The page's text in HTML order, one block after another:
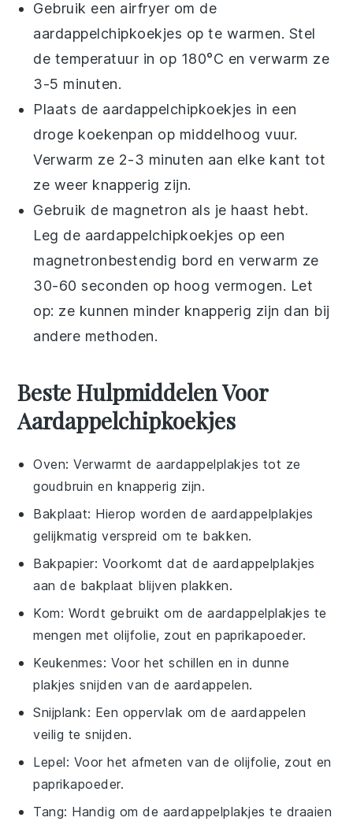
Gebruik een airfryer om de
aardappelchipkoekjes op te warmen. Stel
de temperatuur in op 180°C en verwarm ze
3-5 minuten.
Plaats de aardappelchipkoekjes in een
droge koekenpan op middelhoog vuur.
Verwarm ze 2-3 minuten aan elke kant tot
ze weer knapperig zijn.
Gebruik de magnetron als je haast hebt.
Leg de aardappelchipkoekjes op een
magnetronbestendig bord en verwarm ze
30-60 seconden op hoog vermogen. Let
op: ze kunnen minder knapperig zijn dan bij
andere methoden.
Beste Hulpmiddelen Voor
Aardappelchipkoekjes
Oven: Verwarmt de aardappelplakjes tot ze
goudbruin en knapperig zijn.
Bakplaat: Hierop worden de aardappelplakjes
gelijkmatig verspreid om te bakken.
Bakpapier: Voorkomt dat de aardappelplakjes
aan de bakplaat blijven plakken.
Kom: Wordt gebruikt om de aardappelplakjes te
mengen met olijfolie, zout en paprikapoeder.
Keukenmes: Voor het schillen en in dunne
plakjes snijden van de aardappelen.
Snijplank: Een oppervlak om de aardappelen
veilig te snijden.
Lepel: Voor het afmeten van de olijfolie, zout en
paprikapoeder.
Tang: Handig om de aardappelplakjes te draaien